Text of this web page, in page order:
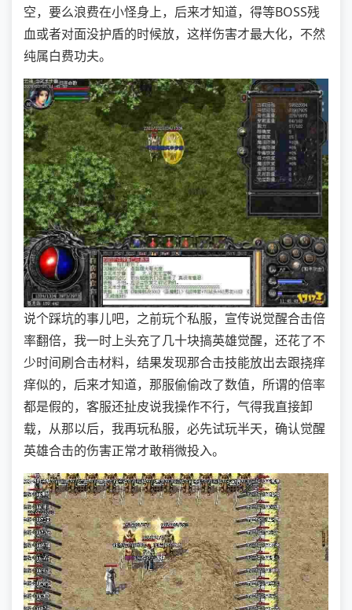
空，要么浪费在小怪身上，后来才知道，得等BOSS残
血或者对面没护盾的时候放，这样伤害才最大化，不然
纯属白费功夫。
说个踩坑的事儿吧，之前玩个私服，宣传说觉醒合击倍
率翻倍，我一时上头充了几十块搞英雄觉醒，还花了不
少时间刷合击材料，结果发现那合击技能放出去跟挠痒
痒似的，后来才知道，那服偷偷改了数值，所谓的倍率
都是假的，客服还扯皮说我操作不行，气得我直接卸
载，从那以后，我再玩私服，必先试玩半天，确认觉醒
英雄合击的伤害正常才敢稍微投入。